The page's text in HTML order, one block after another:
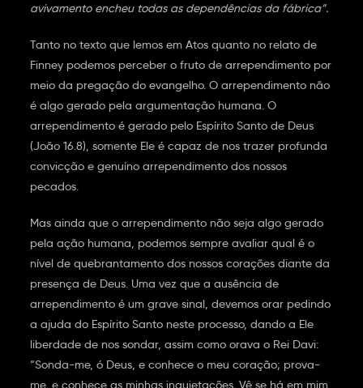
avivamento encheu todas as dependências da fábrica”.
Tanto no texto que lemos em Atos quanto no relato de
Finney podemos perceber o fruto de arrependimento por
meio da pregação do evangelho. O arrependimento não
é algo gerado pela argumentação humana. O
arrependimento é gerado pelo Espírito Santo de Deus
(João 16.8), somente Ele é capaz de nos trazer profunda
convicção e genuíno arrependimento dos nossos
pecados.
Mas ainda que o arrependimento não seja algo gerado
pela ação humana, podemos sempre avaliar qual é o
nível de quebrantamento dos nossos corações diante da
presença de Deus. Uma vez que a ausência de
arrependimento é um grave sinal, devemos orar pedindo
a ajuda do Espírito Santo neste processo, dando a Ele
liberdade de nos sondar, assim como orava o Rei Davi:
“Sonda-me, ó Deus, e conhece o meu coração; prova-
me, e conhece as minhas inquietações. Vê se há em mim